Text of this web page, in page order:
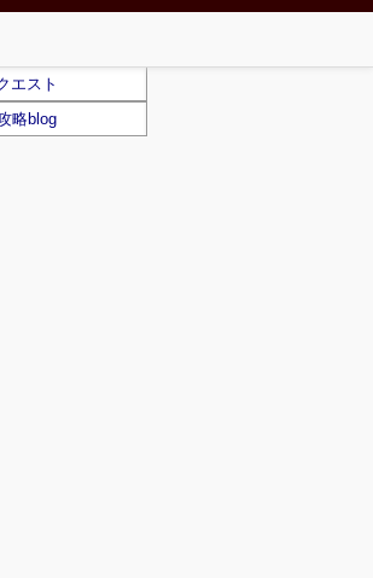
エスト
略blog